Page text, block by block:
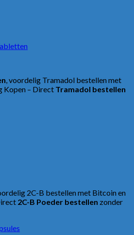
, voordelig Tramadol bestellen met
Kopen – Direct Tramadol bestellen
2C-B bestellen met Bitcoin en
2C-B Poeder bestellen zonder